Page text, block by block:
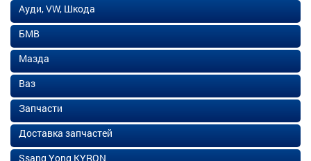
Ауди, VW, Шкода
БМВ
Мазда
Ваз
Запчасти
Доставка запчастей
Ssang Yong KYRON